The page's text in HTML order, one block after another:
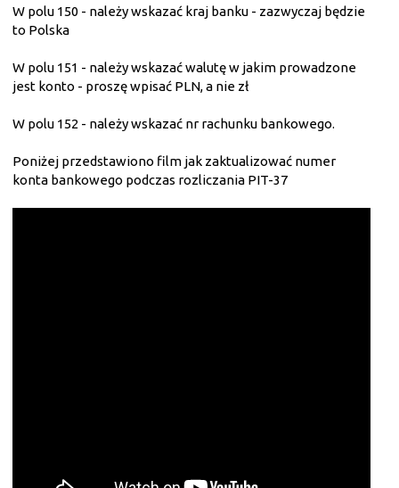
W polu 150 - należy wskazać kraj banku - zazwyczaj będzie
to Polska
W polu 151 - należy wskazać walutę w jakim prowadzone
jest konto - proszę wpisać PLN, a nie zł
W polu 152 - należy wskazać nr rachunku bankowego.
Poniżej przedstawiono film jak zaktualizować numer
konta bankowego podczas rozliczania PIT-37